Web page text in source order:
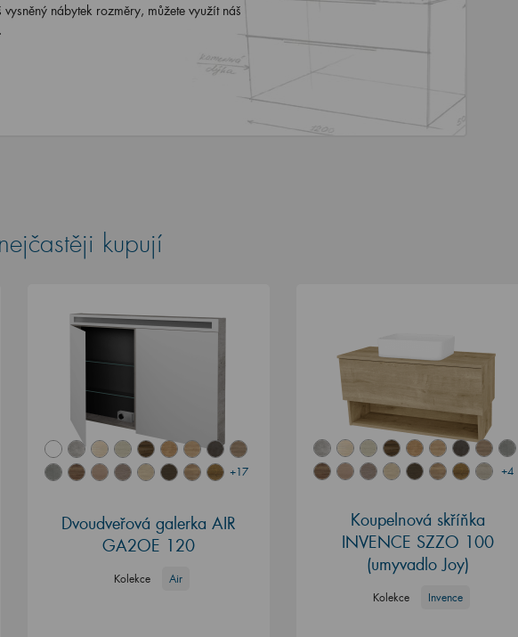
nábytek rozměry, můžete využít náš
kupují
+17
Dvoudveřová galerka AIR
GA2OE 120
Kolekce Air
+4
Koupelnová skříňka
INVENCE SZZO 100
(umyvadlo Joy)
Kolekce Invence